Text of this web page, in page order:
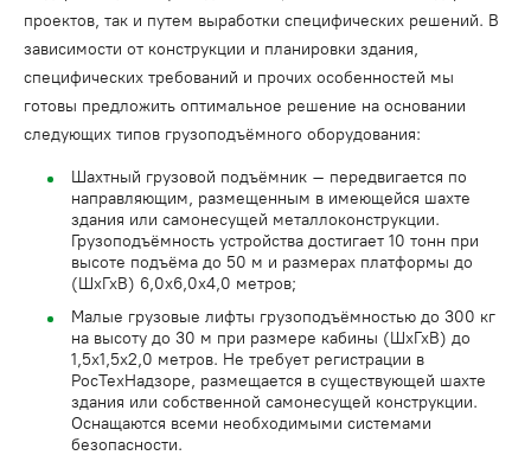
проектов, так и путем выработки специфических решений. В
зависимости от конструкции и планировки здания,
специфических требований и прочих особенностей мы
готовы предложить оптимальное решение на основании
следующих типов грузоподъёмного оборудования:
Шахтный грузовой подъёмник – передвигается по
направляющим, размещенным в имеющейся шахте
здания или самонесущей металлоконструкции.
Грузоподъёмность устройства достигает 10 тонн при
высоте подъёма до 50 м и размерах платформы до
(ШхГхВ) 6,0х6,0х4,0 метров;
Малые грузовые лифты грузоподъёмностью до 300 кг
на высоту до 30 м при размере кабины (ШхГхВ) до
1,5x1,5x2,0 метров. Не требует регистрации в
РосТехНадзоре, размещается в существующей шахте
здания или собственной самонесущей конструкции.
Оснащаются всеми необходимыми системами
безопасности.